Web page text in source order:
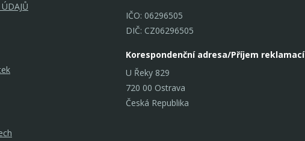
IČO: 06296505
DIČ: CZ06296505
Korespondenční adresa/Příjem reklamací
U Řeky 829
720 00 Ostrava
Česká Republika